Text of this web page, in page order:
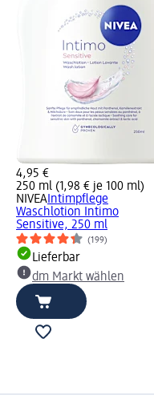
4,95 €
250 ml (1,98 € je 100 ml)
NIVEAIntimpflege
Waschlotion Intimo
Sensitive, 250 ml
(199)
Lieferbar
dm Markt wählen